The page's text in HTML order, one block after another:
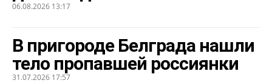
06.08.2026 13:17
В пригороде Белграда нашли
тело пропавшей россиянки
31.07.2026 17:57